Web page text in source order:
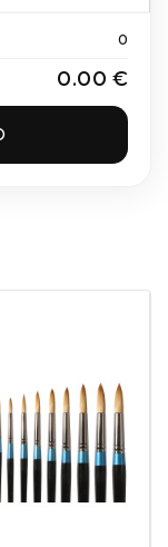
0
0.00 €